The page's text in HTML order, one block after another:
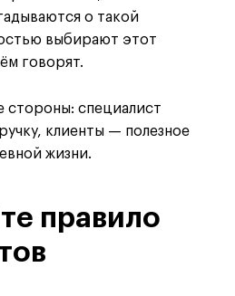
о такой
выбирают этот
говорят.
стороны: специалист
клиенты — полезное
жизни.
правило